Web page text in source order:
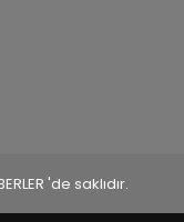
'de saklıdır.